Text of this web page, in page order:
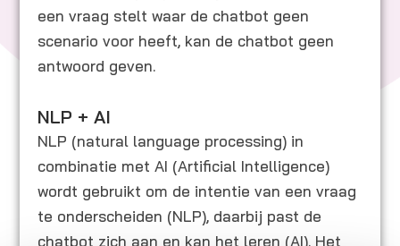
een vraag stelt waar de chatbot geen
scenario voor heeft, kan de chatbot geen
antwoord geven.
NLP + AI
NLP (natural language processing) in
combinatie met AI (Artificial Intelligence)
wordt gebruikt om de intentie van een vraag
te onderscheiden (NLP), daarbij past de
chatbot zich aan en kan het leren (AI). Het